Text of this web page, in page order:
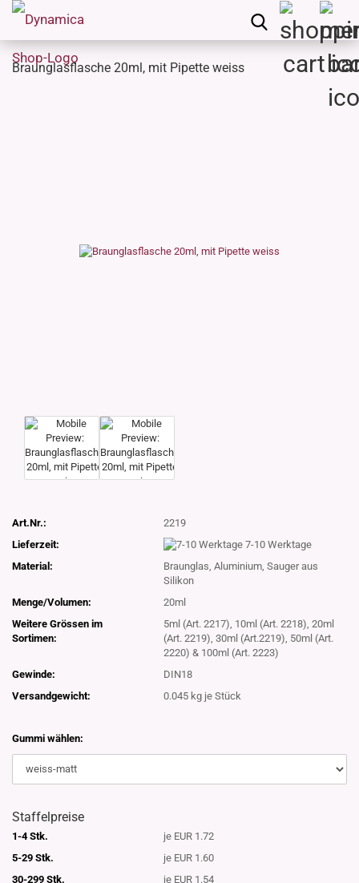
Braunglasflasche 20ml, mit Pipette weiss
Art.Nr.:
2219
Lieferzeit:
7-10 Werktage
Material:
Braunglas, Aluminium, Sauger aus
Silikon
Menge/Volumen:
20ml
Weitere Grössen im
Sortimen:
5ml (Art. 2217), 10ml (Art. 2218), 20ml
(Art. 2219), 30ml (Art.2219), 50ml (Art.
2220) & 100ml (Art. 2223)
Gewinde:
DIN18
Versandgewicht:
0.045 kg je Stück
Gummi wählen:
Staffelpreise
1-4 Stk.
je EUR 1.72
5-29 Stk.
je EUR 1.60
30-299 Stk.
je EUR 1.54